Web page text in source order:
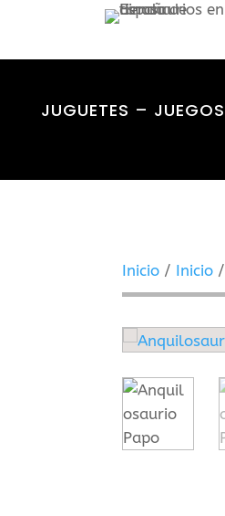
JUGUETES – JUEGOS
Inicio / Inicio /